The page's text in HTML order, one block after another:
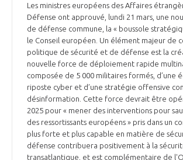
NOTRE HISTOIRE
L’ÉQUIPE DU GIFAS
NOS RÉSEAUX À L'INTERNATIONAL
GEADS
COMITÉ AERO PME
STARTAIR
COMMISSIONS ET COMITÉS
ACCOMPAGNEMENT DE NOS
LES PROGRAMMES DU GIFAS
UN ÉCOSYSTÈME INTÉGRÉ ET COHÉRENT
POURQUOI DEVENIR MEMBRE ?
LA MÉDIATION
LA MÉDIATION DANS LA FILIÈRE AÉRONAUTIQUE ET
LE MÉDIATEUR DE LA FILIÈRE AÉRONAUTIQUE ET
LE SALON DU BOURGET
L'OBSERVATOIRE
Les ministres européens des Affaires
Défense ont approuvé, lundi 21 mars, une
de défense commune, la « boussole
le Conseil européen. Un élément majeur de
politique de sécurité et de défense est la
nouvelle force de déploiement rapide
composée de 5 000 militaires formés, d’une
riposte cyber et d’une stratégie offensive
désinformation. Cette force devrait être
2025 pour « mener des interventions pour
des ressortissants européens » pris dans un
plus forte et plus capable en matière de
défense contribuera positivement à la
transatlantique, et est complémentaire de
Découvrez les avantages d'adhérer
Rencontres, salons, données
programmes ...
DEMANDE D’ADHÉSION